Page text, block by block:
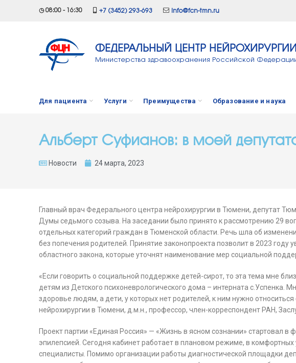
◷ 08:00 - 16:30 +7 (3452) 293-693 info@fcn-tmn.ru
ФЕДЕРАЛЬНЫЙ ЦЕНТР НЕЙРОХИРУРГИИ
Министерства здравоохранения Российской
Для пациента Услуги Преимущества Образование и наука
Альберт Суфианов: в моей
Новости 24 марта, 2023
Главный врач Федерального центра нейрохирургии в Тюмени, депутат
Думы седьмого созыва. На заседании было принято к рассмотрению 29
отдельных категорий граждан в Тюменской области. Речь шла об
без попечения родителей. Принятие законопроекта позволит в 2023
областного закона, которые уточнят наименование мер социальной
«Если говорить о социальной поддержке детей-сирот, то эта тема мне
детям из Детского психоневрологического дома – интерната
здоровье людям, а дети, у которых нет родителей, к ним нужно
нейрохирургии в Тюмени, д.м.н., профессор, член-корреспондент РАН,
Проект партии «Единая Россия» — «Жизнь в ясном сознании» стартовал
эпилепсией. Сегодня кабинет работает в плановом режиме, в
специалисты. Помимо организации работы диагностической площадки